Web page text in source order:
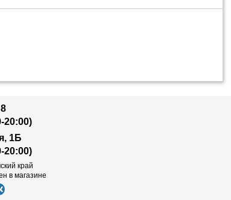
20:00)
1Б
20:00)
край
в магазине